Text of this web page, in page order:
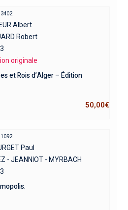
Albert
Robert
originale
et Rois d’Alger – Édition
50,00€
Paul
- JEANNIOT - MYRBACH